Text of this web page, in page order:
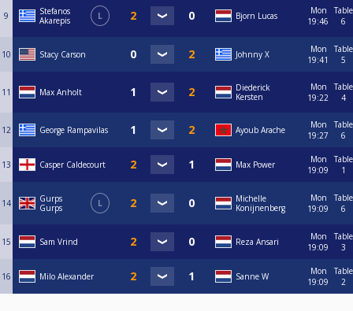
9
Stefanos
Akarepis
L Bjorn Lucas
Mon
19:46
Table
6
10 Stacy Carson Johnny X
Mon
19:41
Table
5
11 Max Anholt
Diederick
Kersten
Mon
19:22
Table
4
12 George Rampavilas Ayoub Arache
Mon
19:27
Table
6
13 Casper Caldecourt Max Power
Mon
19:09
Table
1
14
Gurps
Gurps
L
Michelle
Konijnenberg
Mon
19:09
Table
6
15 Sam Vrind Reza Ansari
Mon
19:09
Table
3
16 Milo Alexander Sanne W
Mon
19:09
Table
2